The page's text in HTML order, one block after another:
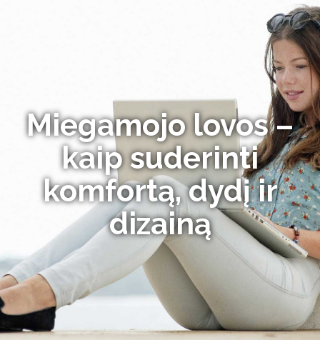
Miegamojo lovos –
kaip suderinti
komfortą, dydį ir
dizainą